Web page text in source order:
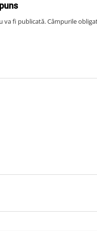
va fi publicată.Câmpurile